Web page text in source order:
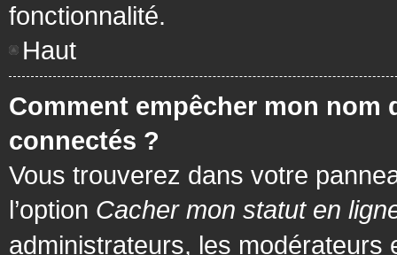
fonctionnalité.
Haut
Comment empêcher mon nom
connectés ?
Vous trouverez dans votre
l’option Cacher mon statut en
administrateurs, les